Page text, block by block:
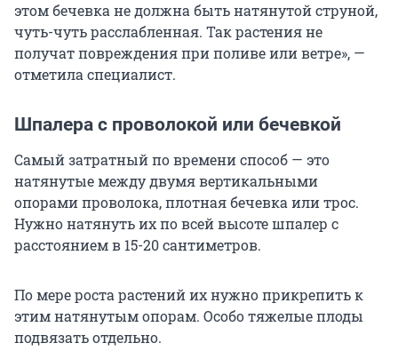
этом бечевка не должна быть натянутой струной,
чуть-чуть расслабленная. Так растения не
получат повреждения при поливе или ветре», —
отметила специалист.
Шпалера с проволокой или бечевкой
Самый затратный по времени способ — это
натянутые между двумя вертикальными
опорами проволока, плотная бечевка или трос.
Нужно натянуть их по всей высоте шпалер с
расстоянием в 15-20 сантиметров.
По мере роста растений их нужно прикрепить к
этим натянутым опорам. Особо тяжелые плоды
подвязать отдельно.